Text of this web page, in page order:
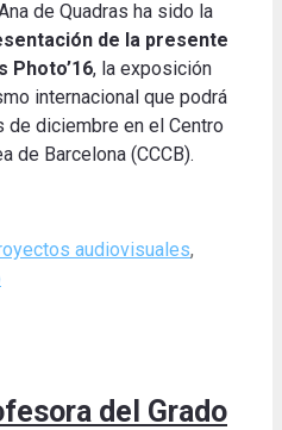
de Quadras ha sido la
de la presente
Photo’16, la exposición
internacional que podrá
diciembre en el Centro
de Barcelona (CCCB).
audiovisuales,
del Grado